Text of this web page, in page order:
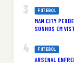
FUTEBOL
MAN CITY
SONHOS EM
FUTEBOL
ARSENAL